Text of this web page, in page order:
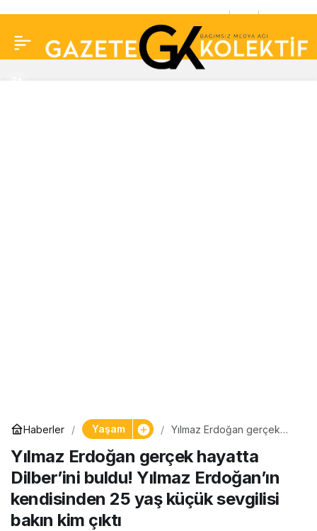
Haberler Yaşam
Yılmaz Erdoğan gerçek
Yılmaz Erdoğan’ın
kendisinden 25 yaş küçük
sevgilisi bakın kim çıktı
Yılmaz Erdoğan gerçek hayatta
Dilber’ini buldu! Yılmaz Erdoğan’ın
kendisinden 25 yaş küçük sevgilisi
bakın kim çıktı
güzel dansçılarla